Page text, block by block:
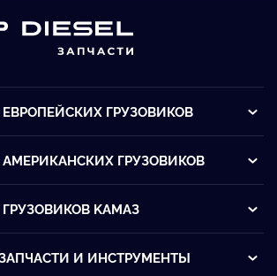
ГРУЗОВИКОВ
ГРУЗОВИКОВ
KАМАЗ
И ИНСТРУМЕНТЫ